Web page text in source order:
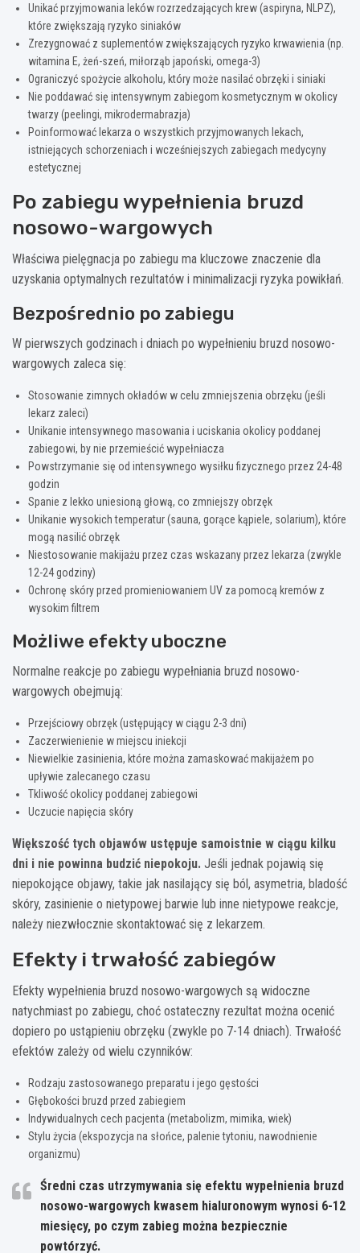
Unikać przyjmowania leków rozrzedzających krew (aspiryna, NLPZ),
które zwiększają ryzyko siniaków
Zrezygnować z suplementów zwiększających ryzyko krwawienia (np.
witamina E, żeń-szeń, miłorząb japoński, omega-3)
Ograniczyć spożycie alkoholu, który może nasilać obrzęki i siniaki
Nie poddawać się intensywnym zabiegom kosmetycznym w okolicy
twarzy (peelingi, mikrodermabrazja)
Poinformować lekarza o wszystkich przyjmowanych lekach,
istniejących schorzeniach i wcześniejszych zabiegach medycyny
estetycznej
Po zabiegu wypełnienia bruzd
nosowo-wargowych
Właściwa pielęgnacja po zabiegu ma kluczowe znaczenie dla
uzyskania optymalnych rezultatów i minimalizacji ryzyka powikłań.
Bezpośrednio po zabiegu
W pierwszych godzinach i dniach po wypełnieniu bruzd nosowo-
wargowych zaleca się:
Stosowanie zimnych okładów w celu zmniejszenia obrzęku (jeśli
lekarz zaleci)
Unikanie intensywnego masowania i uciskania okolicy poddanej
zabiegowi, by nie przemieścić wypełniacza
Powstrzymanie się od intensywnego wysiłku fizycznego przez 24-48
godzin
Spanie z lekko uniesioną głową, co zmniejszy obrzęk
Unikanie wysokich temperatur (sauna, gorące kąpiele, solarium), które
mogą nasilić obrzęk
Niestosowanie makijażu przez czas wskazany przez lekarza (zwykle
12-24 godziny)
Ochronę skóry przed promieniowaniem UV za pomocą kremów z
wysokim filtrem
Możliwe efekty uboczne
Normalne reakcje po zabiegu wypełniania bruzd nosowo-
wargowych obejmują:
Przejściowy obrzęk (ustępujący w ciągu 2-3 dni)
Zaczerwienienie w miejscu iniekcji
Niewielkie zasinienia, które można zamaskować makijażem po
upływie zalecanego czasu
Tkliwość okolicy poddanej zabiegowi
Uczucie napięcia skóry
Większość tych objawów ustępuje samoistnie w ciągu kilku
dni i nie powinna budzić niepokoju. Jeśli jednak pojawią się
niepokojące objawy, takie jak nasilający się ból, asymetria, bladość
skóry, zasinienie o nietypowej barwie lub inne nietypowe reakcje,
należy niezwłocznie skontaktować się z lekarzem.
Efekty i trwałość zabiegów
Efekty wypełnienia bruzd nosowo-wargowych są widoczne
natychmiast po zabiegu, choć ostateczny rezultat można ocenić
dopiero po ustąpieniu obrzęku (zwykle po 7-14 dniach). Trwałość
efektów zależy od wielu czynników:
Rodzaju zastosowanego preparatu i jego gęstości
Głębokości bruzd przed zabiegiem
Indywidualnych cech pacjenta (metabolizm, mimika, wiek)
Stylu życia (ekspozycja na słońce, palenie tytoniu, nawodnienie
organizmu)
Średni czas utrzymywania się efektu wypełnienia bruzd
nosowo-wargowych kwasem hialuronowym wynosi 6-12
miesięcy, po czym zabieg można bezpiecznie
powtórzyć.